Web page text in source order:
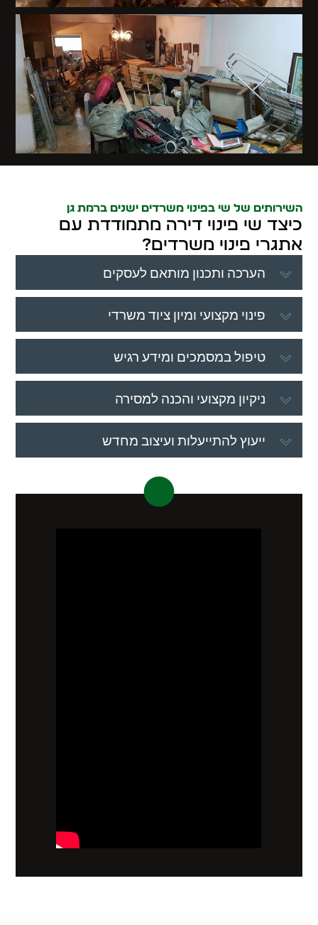
השירותים של שי בפינוי משרדים ישנים ברמת גן
כיצד שי פינוי דירה מתמודדת עם
אתגרי פינוי משרדים?
הערכה ותכנון מותאם לעסקים
פינוי מקצועי ומיון ציוד משרדי
טיפול במסמכים ומידע רגיש
ניקיון מקצועי והכנה למסירה
ייעוץ להתייעלות ועיצוב מחדש